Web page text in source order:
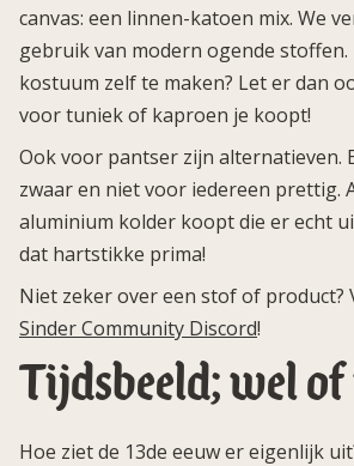
canvas: een linnen-katoen mix. We
gebruik van modern ogende stoffen.
kostuum zelf te maken? Let er dan
voor tuniek of kaproen je koopt!
Ook voor pantser zijn alternatieven.
zwaar en niet voor iedereen prettig.
aluminium kolder koopt die er echt
dat hartstikke prima!
Niet zeker over een stof of product?
Sinder Community Discord!
Tijdsbeeld; wel of
Hoe ziet de 13de eeuw er eigenlijk